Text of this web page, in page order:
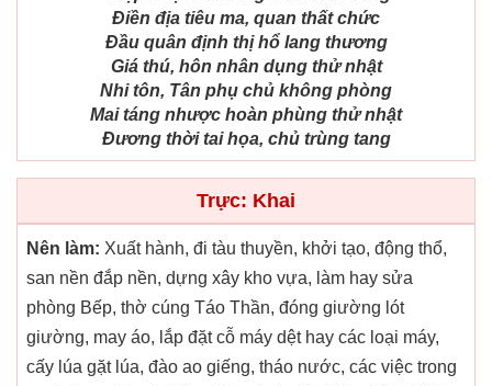
Điền địa tiêu ma, quan thất chức
Đầu quân định thị hổ lang thương
Giá thú, hôn nhân dụng thử nhật
Nhi tôn, Tân phụ chủ không phòng
Mai táng nhược hoàn phùng thử nhật
Đương thời tai họa, chủ trùng tang
Trực: Khai
Nên làm: Xuất hành, đi tàu thuyền, khởi tạo, động thổ,
san nền đắp nền, dựng xây kho vựa, làm hay sửa
phòng Bếp, thờ cúng Táo Thần, đóng giường lót
giường, may áo, lắp đặt cỗ máy dệt hay các loại máy,
cấy lúa gặt lúa, đào ao giếng, tháo nước, các việc trong